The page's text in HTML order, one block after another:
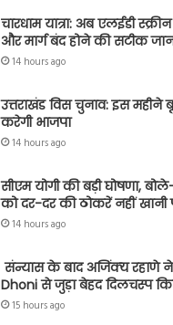
चारधाम यात्रा: अब एलईडी
और मार्ग बंद होने की सटीक
14 hours ago
उत्तराखंड विस चुनाव: इस महीने
करेगी भाजपा
14 hours ago
सीएम योगी की बड़ी घोषणा,
को दर-दर की ठोकरें नहीं खानी
14 hours ago
संन्यास के बाद अजिंक्‍य रहाणे ने
Dhoni से जुड़ा बेहद दिलचस्प
15 hours ago